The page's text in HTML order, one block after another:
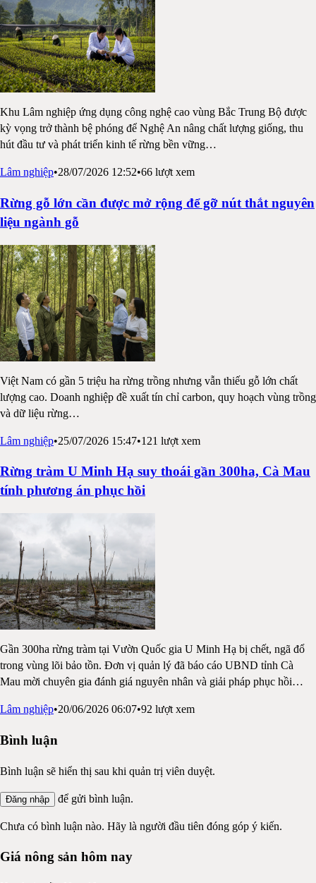
Khu Lâm nghiệp ứng dụng công nghệ cao vùng Bắc Trung Bộ được
kỳ vọng trở thành bệ phóng để Nghệ An nâng chất lượng giống, thu
hút đầu tư và phát triển kinh tế rừng bền vững…
Lâm nghiệp•28/07/2026 12:52•66 lượt xem
Rừng gỗ lớn cần được mở rộng để gỡ nút thắt nguyên
liệu ngành gỗ
Việt Nam có gần 5 triệu ha rừng trồng nhưng vẫn thiếu gỗ lớn chất
lượng cao. Doanh nghiệp đề xuất tín chỉ carbon, quy hoạch vùng trồng
và dữ liệu rừng…
Lâm nghiệp•25/07/2026 15:47•121 lượt xem
Rừng tràm U Minh Hạ suy thoái gần 300ha, Cà Mau
tính phương án phục hồi
Gần 300ha rừng tràm tại Vườn Quốc gia U Minh Hạ bị chết, ngã đổ
trong vùng lõi bảo tồn. Đơn vị quản lý đã báo cáo UBND tỉnh Cà
Mau mời chuyên gia đánh giá nguyên nhân và giải pháp phục hồi…
Lâm nghiệp•20/06/2026 06:07•92 lượt xem
Bình luận
Bình luận sẽ hiển thị sau khi quản trị viên duyệt.
Đăng nhập để gửi bình luận.
Chưa có bình luận nào. Hãy là người đầu tiên đóng góp ý kiến.
Giá nông sản hôm nay